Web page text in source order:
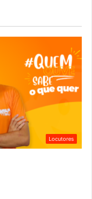
Locutores